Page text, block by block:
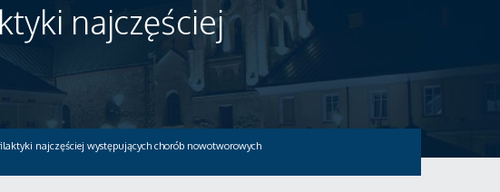
najczęściej
najczęściej występujących chorób nowotworowych